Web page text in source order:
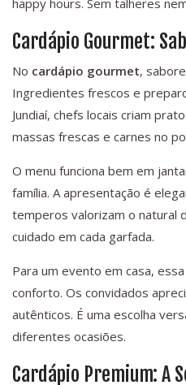
happy hours. Sem talheres
Cardápio Gourmet:
No cardápio gourmet,
Ingredientes frescos e
Jundiaí, chefs locais criam
massas frescas e carnes no
O menu funciona bem em
família. A apresentação é
temperos valorizam o natural
cuidado em cada garfada.
Para um evento em casa,
conforto. Os convidados
autênticos. É uma escolha
diferentes ocasiões.
Cardápio Premium: A